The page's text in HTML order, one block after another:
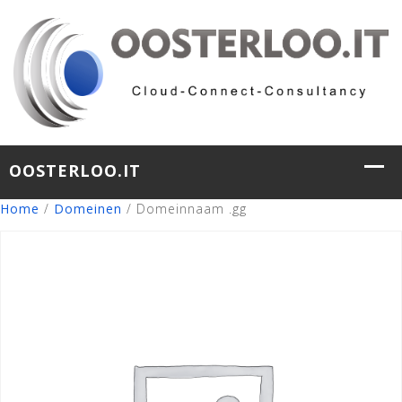
Home / Domeinen / Domeinnaam .gg